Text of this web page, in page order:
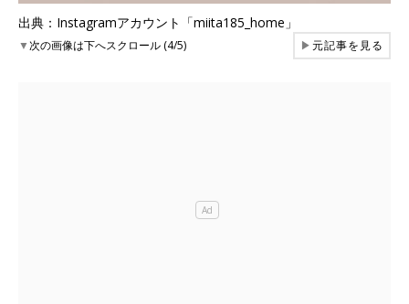
出典：Instagramアカウント「miita185_home」
▼次の画像は下へスクロール (4/5) ▶元記事を見る